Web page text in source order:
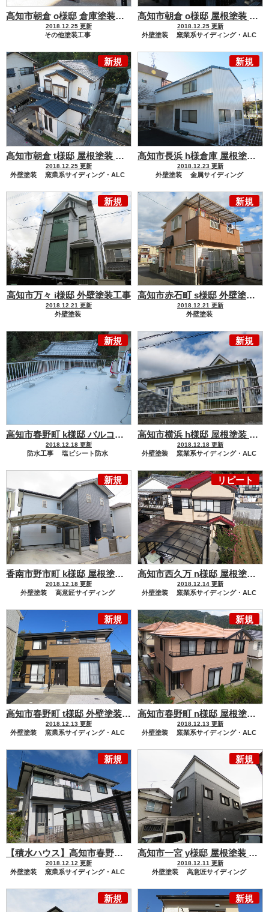
高知市朝倉 o様邸 倉庫塗装工事
2018.12.25 更新
その他塗装工事
高知市朝倉 o様邸 屋根塗装 外壁塗装工事
2018.12.25 更新
外壁塗装
窯業系サイディング・ALC
セメント瓦・洋風コンクリート瓦
新規
高知市朝倉 t様邸 屋根塗装 外壁塗装工事
2018.12.25 更新
外壁塗装
窯業系サイディング・ALC
セメント瓦・洋風コンクリート瓦
その他外装リフォーム
屋根ポリカーボネート張替え
新規
高知市長浜 h様倉庫 屋根塗装 外壁塗装工事
2018.12.23 更新
外壁塗装
金属サイディング
新規
高知市万々 i様邸 外壁塗装工事
2018.12.21 更新
外壁塗装
新規
高知市赤石町 s様邸 外壁塗装工事
2018.12.21 更新
外壁塗装
金属サイディング
新規
高知市春野町 k様邸 バルコニー防水 屋上防水工事
2018.12.18 更新
防水工事
塩ビシート防水
新規
高知市横浜 h様邸 屋根塗装 外壁塗装工事
2018.12.18 更新
外壁塗装
窯業系サイディング・ALC
新規
香南市野市町 k様邸 屋根塗装 外壁塗装工事
2018.12.18 更新
外壁塗装
高意匠サイディング
セメント瓦・洋風コンクリート瓦
その他外装リフォーム
木部板金工事
リピート
高知市西久万 n様邸 屋根塗装 外壁塗装工事
2018.12.14 更新
外壁塗装
窯業系サイディング・ALC
セメント瓦・洋風コンクリート瓦
その他外装リフォーム
木部板金工事
新規
高知市春野町 t様邸 外壁塗装工事
2018.12.13 更新
外壁塗装
窯業系サイディング・ALC
新規
高知市春野町 n様邸 屋根塗装 外壁塗装工事
2018.12.13 更新
外壁塗装
窯業系サイディング・ALC
セメント瓦・洋風コンクリート瓦
新規
【積水ハウス】高知市春野町 a様邸 外壁塗装工事
2018.12.12 更新
外壁塗装
窯業系サイディング・ALC
新規
高知市一宮 y様邸 屋根塗装 外壁塗装工事
2018.12.11 更新
外壁塗装
高意匠サイディング
セメント瓦・洋風コンクリート瓦
新規 新規